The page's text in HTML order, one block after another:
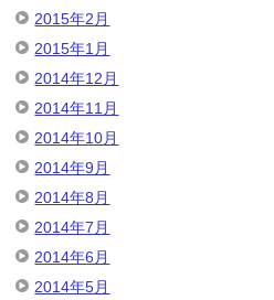
2015年2月
2015年1月
2014年12月
2014年11月
2014年10月
2014年9月
2014年8月
2014年7月
2014年6月
2014年5月